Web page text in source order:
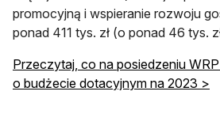
promocyjną i wspieranie rozwoju
ponad 411 tys. zł (o ponad 46 tys.
Przeczytaj, co na posiedzeniu
o budżecie dotacyjnym na 2023 >